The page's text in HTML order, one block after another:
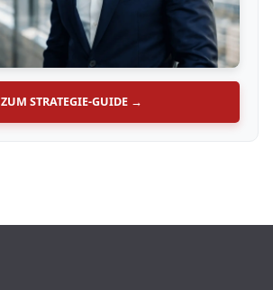
ZUM STRATEGIE-GUIDE →